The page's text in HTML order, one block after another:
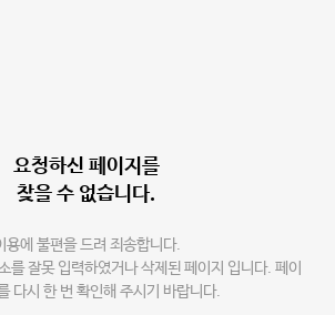
요청하신 페이지를
찾을 수 없습니다.
용에 불편을 드려 죄송합니다.
를 잘못 입력하였거나 삭제된 페이지 입니다. 페이
다시 한 번 확인해 주시기 바랍니다.